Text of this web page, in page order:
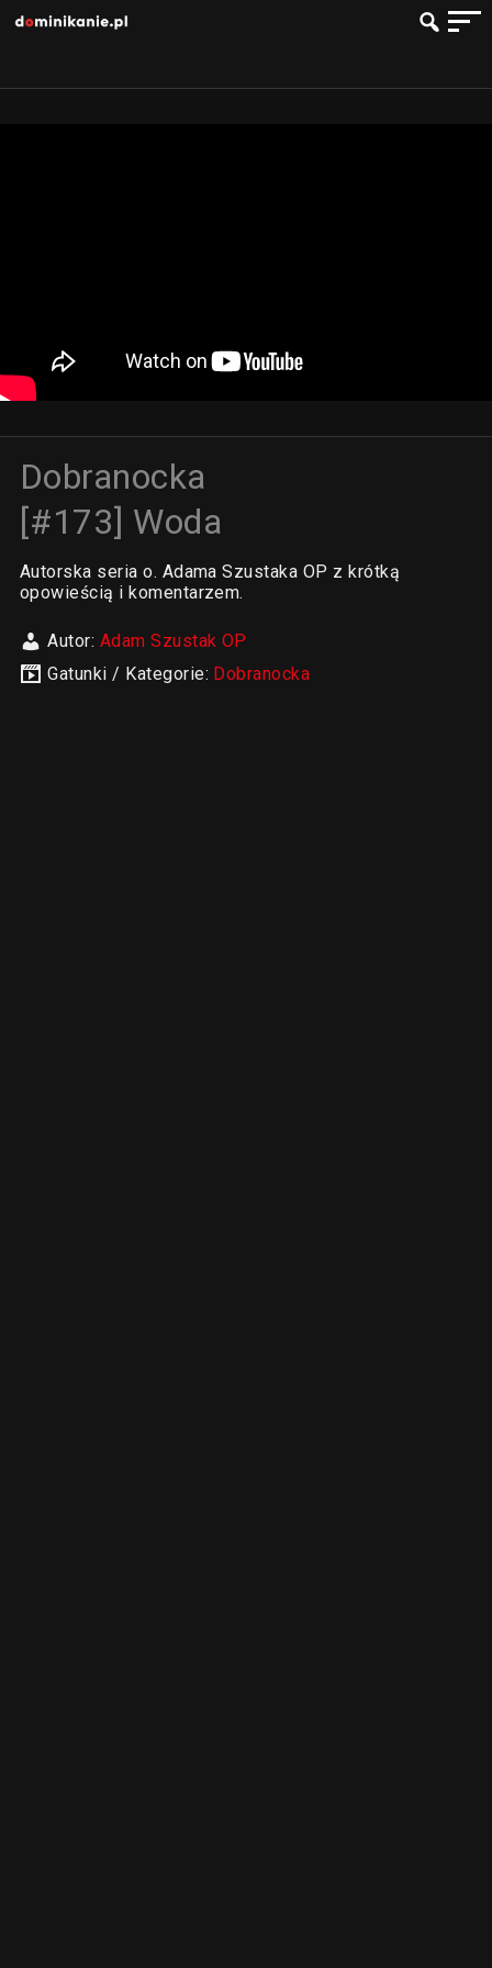
Dobranocka
[#173] Woda
Autorska seria o. Adama Szustaka OP z krótką
opowieścią i komentarzem.
Autor: Adam Szustak OP
Gatunki / Kategorie: Dobranocka